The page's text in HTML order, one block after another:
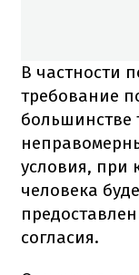
В частности
требование
большинстве
условия, при
человека
согласия.